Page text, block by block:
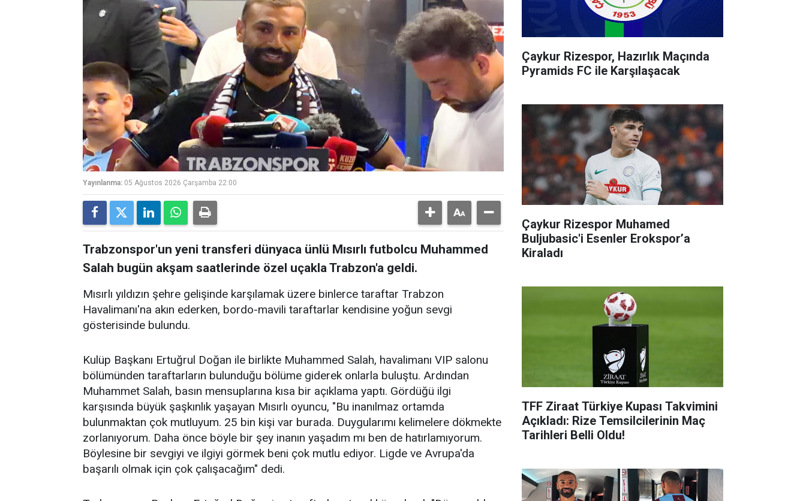
Yayınlanma: 05 Ağustos 2026 Çarşamba 22:00
Trabzonspor'un yeni transferi dünyaca ünlü Mısırlı futbolcu Muhammed
Salah bugün akşam saatlerinde özel uçakla Trabzon'a geldi.
Mısırlı yıldızın şehre gelişinde karşılamak üzere binlerce taraftar Trabzon
Havalimanı'na akın ederken, bordo-mavili taraftarlar kendisine yoğun sevgi
gösterisinde bulundu.
Kulüp Başkanı Ertuğrul Doğan ile birlikte Muhammed Salah, havalimanı VIP salonu
bölümünden taraftarların bulunduğu bölüme giderek onlarla buluştu. Ardından
Muhammet Salah, basın mensuplarına kısa bir açıklama yaptı. Gördüğü ilgi
karşısında büyük şaşkınlık yaşayan Mısırlı oyuncu, "Bu inanılmaz ortamda
bulunmaktan çok mutluyum. 25 bin kişi var burada. Duygularımı kelimelere dökmekte
zorlanıyorum. Daha önce böyle bir şey inanın yaşadım mı ben de hatırlamıyorum.
Böylesine bir sevgiyi ve ilgiyi görmek beni çok mutlu ediyor. Ligde ve Avrupa'da
başarılı olmak için çok çalışacağım" dedi.
Çaykur Rizespor, Hazırlık Maçında
Pyramids FC ile Karşılaşacak
Çaykur Rizespor Muhamed
Buljubasic'i Esenler Erokspor’a
Kiraladı
TFF Ziraat Türkiye Kupası Takvimini
Açıkladı: Rize Temsilcilerinin Maç
Tarihleri Belli Oldu!